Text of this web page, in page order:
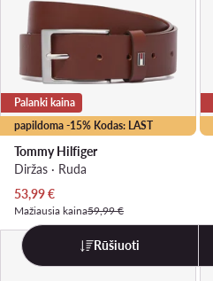
papildoma -15% Kodas: LAST
Palanki kaina
Tommy Hilfiger
Diržas · Ruda
Dabartinė kaina
53,99€
Mažiausia kaina59,99 €
Rūšiuoti